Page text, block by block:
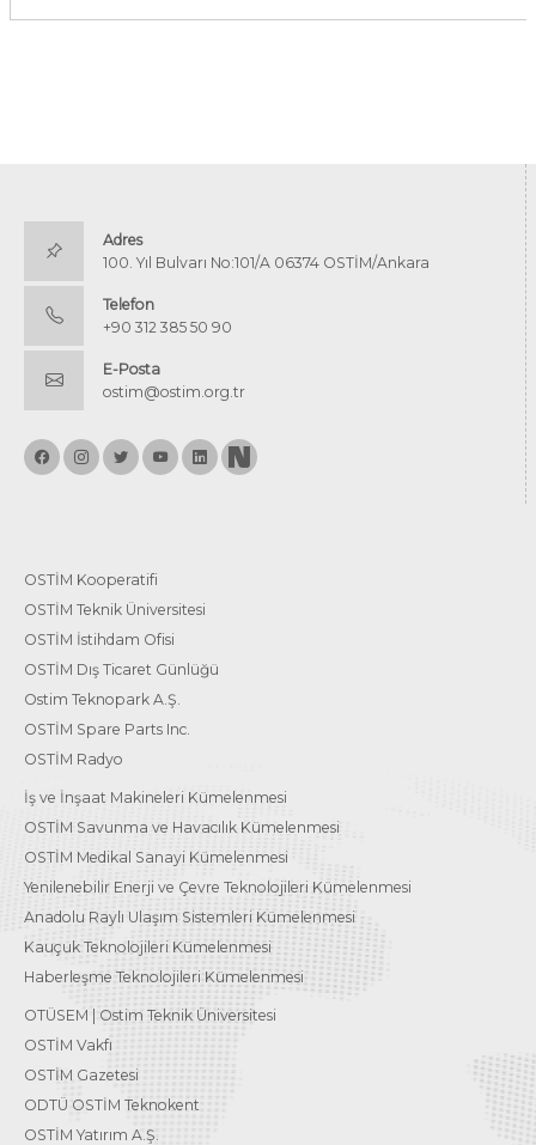
Adres
100. Yıl Bulvarı No:101/A 06374 OSTİM/Ankara
Telefon
+90 312 385 50 90
E-Posta
ostim@ostim.org.tr
OSTİM Kooperatifi
OSTİM Teknik Üniversitesi
OSTİM İstihdam Ofisi
OSTİM Dış Ticaret Günlüğü
Ostim Teknopark A.Ş.
OSTİM Spare Parts Inc.
OSTİM Radyo
İş ve İnşaat Makineleri Kümelenmesi
OSTİM Savunma ve Havacılık Kümelenmesi
OSTİM Medikal Sanayi Kümelenmesi
Yenilenebilir Enerji ve Çevre Teknolojileri Kümelenmesi
Anadolu Raylı Ulaşım Sistemleri Kümelenmesi
Kauçuk Teknolojileri Kümelenmesi
Haberleşme Teknolojileri Kümelenmesi
OTÜSEM | Ostim Teknik Üniversitesi
OSTİM Vakfı
OSTİM Gazetesi
ODTÜ OSTİM Teknokent
OSTİM Yatırım A.Ş.